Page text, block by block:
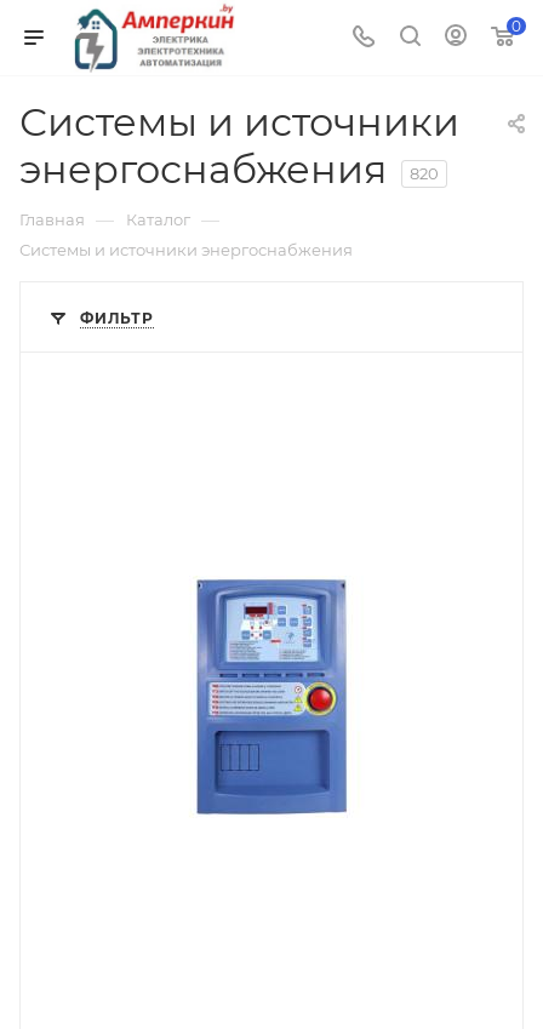
0
Системы и источники
энергоснабжения
820
Главная — Каталог —
Системы и источники энергоснабжения
ФИЛЬТР